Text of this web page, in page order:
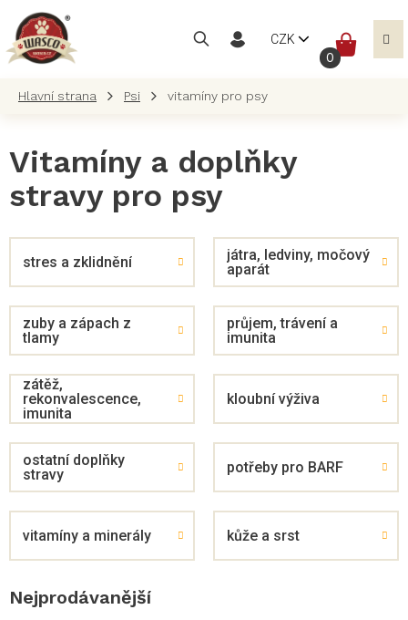
obsah
CZK
Psi vitamíny pro psy
Vitamíny a doplňky
stravy pro psy
stres a zklidnění
játra, ledviny, močový
aparát
zuby a zápach z
tlamy
průjem, trávení a
imunita
zátěž,
rekonvalescence,
imunita
kloubní výživa
ostatní doplňky
stravy
potřeby pro BARF
vitamíny a minerály kůže a srst
Nejprodávanější